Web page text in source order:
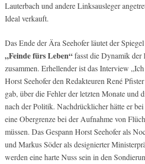
Lauterbach und andere Linksausleger
Ideal verkauft.
Das Ende der Ära Seehofer läutet der
„Feinde fürs Leben“fasst die Dynamik der
zusammen. Erhellender ist das Interview
Horst Seehofer den Redakteuren René
gab, über die Fehler der letzten Monate und
nach der Politik. Nachdrücklicher hätte er
eine Obergrenze bei der Aufnahme von
müssen. Das Gespann Horst Seehofer als
und Markus Söder als designierter
werden eine harte Nuss sein in den